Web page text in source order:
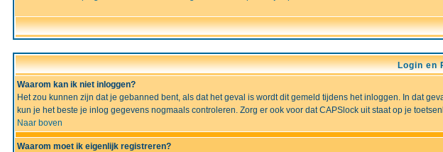
Login en
Waarom kan ik niet inloggen?
Het zou kunnen zijn dat je gebanned bent, als dat het geval is wordt dit gemeld tijdens het inloggen. In dat
kun je het beste je inlog gegevens nogmaals controleren. Zorg er ook voor dat CAPSlock uit staat op je
Naar boven
Waarom moet ik eigenlijk registreren?